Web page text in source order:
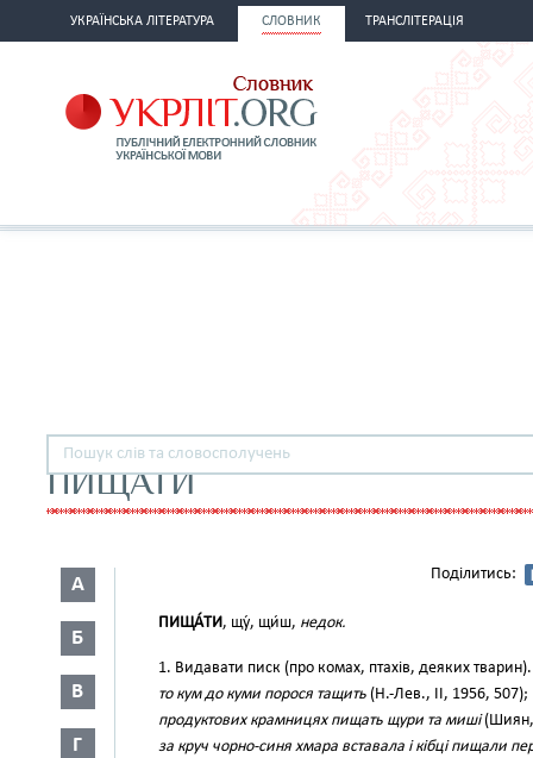
УКРАЇНСЬКА ЛІТЕРАТУРА СЛОВНИК ТРАНСЛІТЕРАЦІЯ
ПИЩАТИ
А
Б
В
Г
Поділитись:
ПИЩА́ТИ, щу́, щи́ш, недок.
1. Видавати писк (про комах, птахів, деяких
то кум до куми порося тащить (Н.-Лев., II, 1956, 507);
продуктових крамницях пищать щури та миші(Шиян,
за круч чорно-синя хмара вставала і кібці пищали